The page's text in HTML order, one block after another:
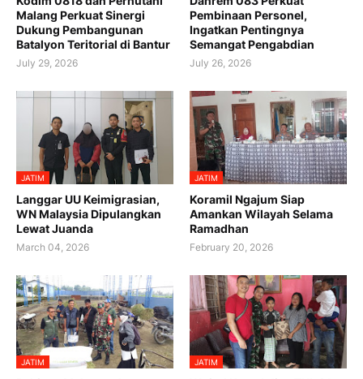
Malang Perkuat Sinergi
Dukung Pembangunan
Batalyon Teritorial di Bantur
July 29, 2026
Pembinaan Personel,
Ingatkan Pentingnya
Semangat Pengabdian
July 26, 2026
JATIM
Langgar UU Keimigrasian,
WN Malaysia Dipulangkan
Lewat Juanda
March 04, 2026
JATIM
Koramil Ngajum Siap
Amankan Wilayah Selama
Ramadhan
February 20, 2026
JATIM JATIM